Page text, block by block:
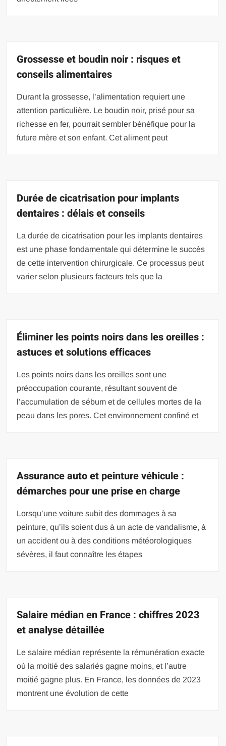
Grossesse et boudin noir : risques et
conseils alimentaires
Durant la grossesse, l’alimentation requiert une
attention particulière. Le boudin noir, prisé pour sa
richesse en fer, pourrait sembler bénéfique pour la
future mère et son enfant. Cet aliment peut
Durée de cicatrisation pour implants
dentaires : délais et conseils
La durée de cicatrisation pour les implants dentaires
est une phase fondamentale qui détermine le succès
de cette intervention chirurgicale. Ce processus peut
varier selon plusieurs facteurs tels que la
Éliminer les points noirs dans les oreilles :
astuces et solutions efficaces
Les points noirs dans les oreilles sont une
préoccupation courante, résultant souvent de
l’accumulation de sébum et de cellules mortes de la
peau dans les pores. Cet environnement confiné et
Assurance auto et peinture véhicule :
démarches pour une prise en charge
Lorsqu’une voiture subit des dommages à sa
peinture, qu’ils soient dus à un acte de vandalisme, à
un accident ou à des conditions météorologiques
sévères, il faut connaître les étapes
Salaire médian en France : chiffres 2023
et analyse détaillée
Le salaire médian représente la rémunération exacte
où la moitié des salariés gagne moins, et l’autre
moitié gagne plus. En France, les données de 2023
montrent une évolution de cette